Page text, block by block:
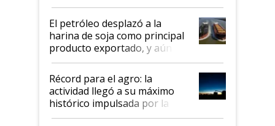
El petróleo desplazó a la
harina de soja como principal
producto exportado, y aún así
el agro aportó casi seis de cada
diez dólares y sostuvo el
liderazgo en un semestre
récord
Récord para el agro: la
actividad llegó a su máximo
histórico impulsada por la
cosecha y las exportaciones